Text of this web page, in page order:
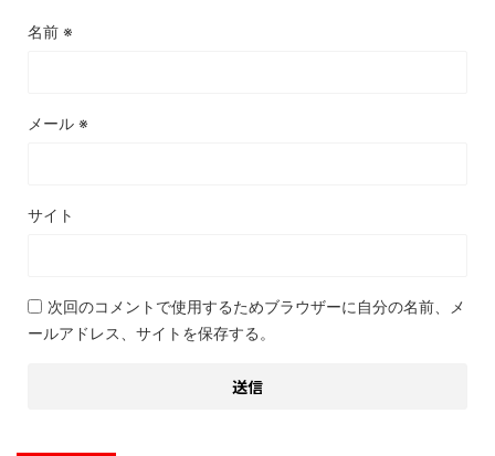
名前 ※
メール ※
サイト
次回のコメントで使用するためブラウザーに自分の名前、メ
ールアドレス、サイトを保存する。